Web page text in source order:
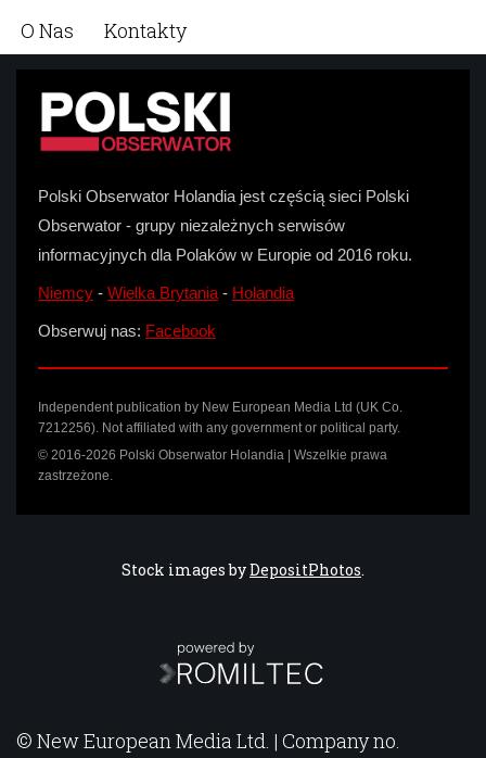
O Nas Kontakty
Polski Obserwator Holandia jest częścią sieci Polski
Obserwator - grupy niezależnych serwisów
informacyjnych dla Polaków w Europie od 2016 roku.
Niemcy - Wielka Brytania- Holandia
Obserwuj nas: Facebook
Independent publication by New European Media Ltd (UK Co.
7212256). Not affiliated with any government or political party.
© 2016-2026 Polski Obserwator Holandia | Wszelkie prawa
zastrzeżone.
Stock images byDepositPhotos.
© New European Media Ltd. | Company no.